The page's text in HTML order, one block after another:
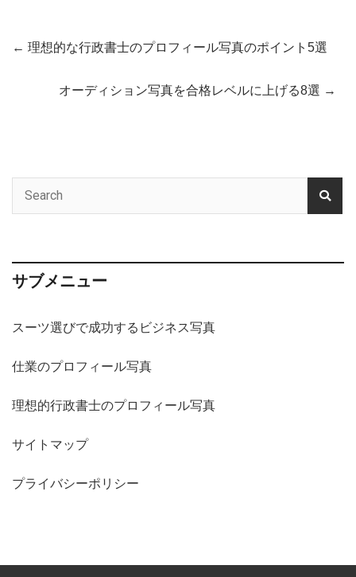
← 理想的な行政書士のプロフィール写真のポイント5選
オーディション写真を合格レベルに上げる8選 →
サブメニュー
スーツ選びで成功するビジネス写真
仕業のプロフィール写真
理想的行政書士のプロフィール写真
サイトマップ
プライバシーポリシー